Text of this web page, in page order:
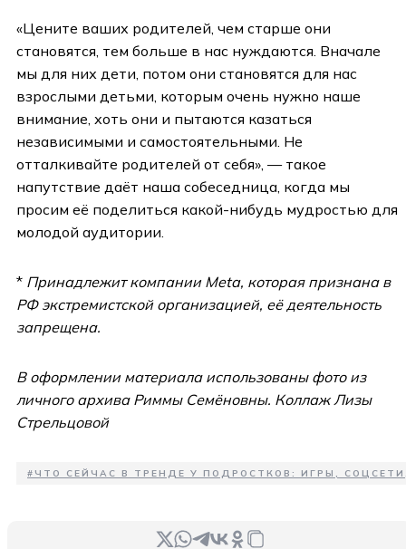
«Цените ваших родителей, чем старше они
становятся, тем больше в нас нуждаются. Вначале
мы для них дети, потом они становятся для нас
взрослыми детьми, которым очень нужно наше
внимание, хоть они и пытаются казаться
независимыми и самостоятельными. Не
отталкивайте родителей от себя», — такое
напутствие даёт наша собеседница, когда мы
просим её поделиться какой-нибудь мудростью для
молодой аудитории.
* Принадлежит компании Meta, которая признана в
РФ экстремистской организацией, её деятельность
запрещена.
В оформлении материала использованы фото из
личного архива Риммы Семёновны. Коллаж Лизы
Стрельцовой
#ЧТО СЕЙЧАС В ТРЕНДЕ У ПОДРОСТКОВ: ИГРЫ,